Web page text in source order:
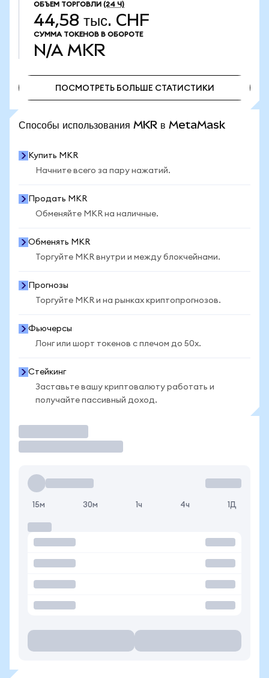
ОБЪЕМ ТОРГОВЛИ (24 Ч)
44,58 тыс. CHF
СУММА ТОКЕНОВ В ОБОРОТЕ
N/A MKR
ПОСМОТРЕТЬ БОЛЬШЕ СТАТИСТИКИ
Способы использования MKR в MetaMask
Купить MKR
Начните всего за пару нажатий.
Продать MKR
Обменяйте MKR на наличные.
Обменять MKR
Торгуйте MKR внутри и между блокчейнами.
Прогнозы
Торгуйте MKR и на рынках криптопрогнозов.
Фьючерсы
Лонг или шорт токенов с плечом до 50x.
Стейкинг
Заставьте вашу криптовалюту работать и
получайте пассивный доход.
15м 30м 1ч 4ч 1Д